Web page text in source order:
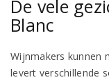
De vele
Blanc
Wijnmakers kunnen
levert verschillende